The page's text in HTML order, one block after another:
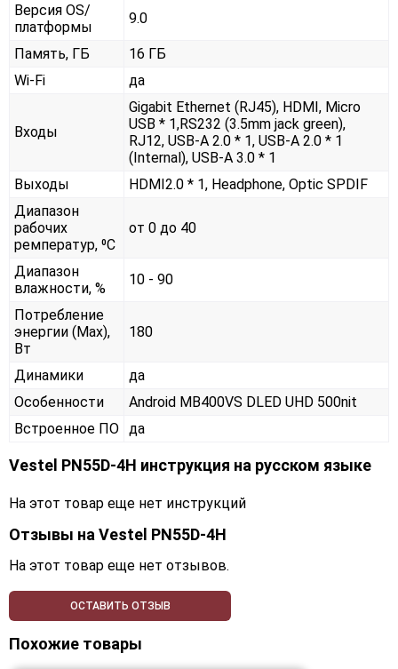
Версия OS/
платформы
9.0
Память, ГБ
16 ГБ
Wi-Fi
да
Входы
Gigabit Ethernet (RJ45), HDMI, Micro
USB * 1,RS232 (3.5mm jack green),
RJ12, USB-A 2.0 * 1, USB-A 2.0 * 1
(Internal), USB-A 3.0 * 1
Выходы
HDMI2.0 * 1, Headphone, Optic SPDIF
Диапазон
рабочих
ремператур, ⁰С
от 0 до 40
Диапазон
влажности, %
10 - 90
Потребление
энергии (Max),
Вт
180
Динамики
да
Особенности
Android MB400VS DLED UHD 500nit
Встроенное ПО
да
Vestel PN55D-4H инструкция на русском языке
На этот товар еще нет инструкций
Отзывы на Vestel PN55D-4H
На этот товар еще нет отзывов.
ОСТАВИТЬ ОТЗЫВ
Похожие товары